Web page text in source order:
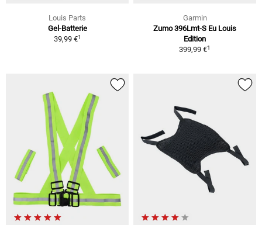
Louis Parts
Gel-Batterie
39,99 €1
Garmin
Zumo 396Lmt-S Eu Louis
Edition
399,99 €1